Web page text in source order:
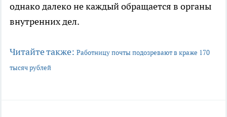
однако далеко не каждый обращается в органы
внутренних дел.
Читайте также: Работницу почты подозревают в краже 170
тысяч рублей